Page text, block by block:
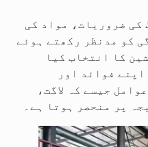
کی ضروریات، مواد کی
کو مدنظر رکھتے ہوئے
کا انتخاب کیا
فوائد اور
جیسے کہ لاگت،
پر منحصر ہوتا ہے۔